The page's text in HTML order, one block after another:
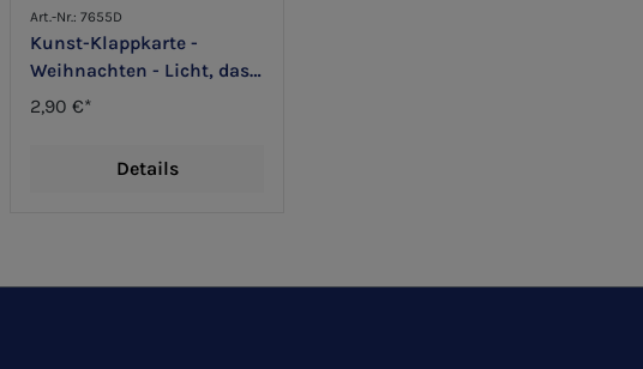
Art.-Nr.: 7655D
Kunst-Klappkarte -
Weihnachten - Licht, das
jeden Menschen
2,90 €*
Details